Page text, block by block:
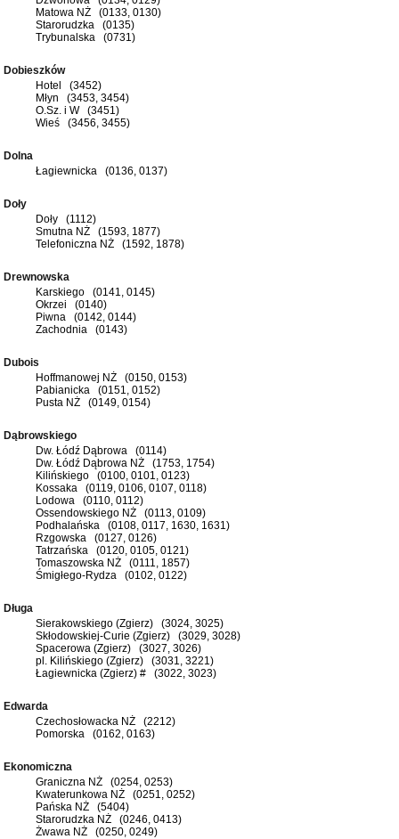
Matowa NŻ (0133, 0130)
Starorudzka (0135)
Trybunalska (0731)
Dobieszków
Hotel (3452)
Młyn (3453, 3454)
O.Sz. i W (3451)
Wieś (3456, 3455)
Dolna
Łagiewnicka (0136, 0137)
Doły
Doły (1112)
Smutna NŻ (1593, 1877)
Telefoniczna NŻ (1592, 1878)
Drewnowska
Karskiego (0141, 0145)
Okrzei (0140)
Piwna (0142, 0144)
Zachodnia (0143)
Dubois
Hoffmanowej NŻ (0150, 0153)
Pabianicka (0151, 0152)
Pusta NŻ (0149, 0154)
Dąbrowskiego
Dw. Łódź Dąbrowa (0114)
Dw. Łódź Dąbrowa NŻ (1753, 1754)
Kilińskiego (0100, 0101, 0123)
Kossaka (0119, 0106, 0107, 0118)
Lodowa (0110, 0112)
Ossendowskiego NŻ (0113, 0109)
Podhalańska (0108, 0117, 1630, 1631)
Rzgowska (0127, 0126)
Tatrzańska (0120, 0105, 0121)
Tomaszowska NŻ (0111, 1857)
Śmigłego-Rydza (0102, 0122)
Długa
Sierakowskiego (Zgierz) (3024, 3025)
Skłodowskiej-Curie (Zgierz) (3029, 3028)
Spacerowa (Zgierz) (3027, 3026)
pl. Kilińskiego (Zgierz) (3031, 3221)
Łagiewnicka (Zgierz) # (3022, 3023)
Edwarda
Czechosłowacka NŻ (2212)
Pomorska (0162, 0163)
Ekonomiczna
Graniczna NŻ (0254, 0253)
Kwaterunkowa NŻ (0251, 0252)
Pańska NŻ (5404)
Starorudzka NŻ (0246, 0413)
Żwawa NŻ (0250, 0249)